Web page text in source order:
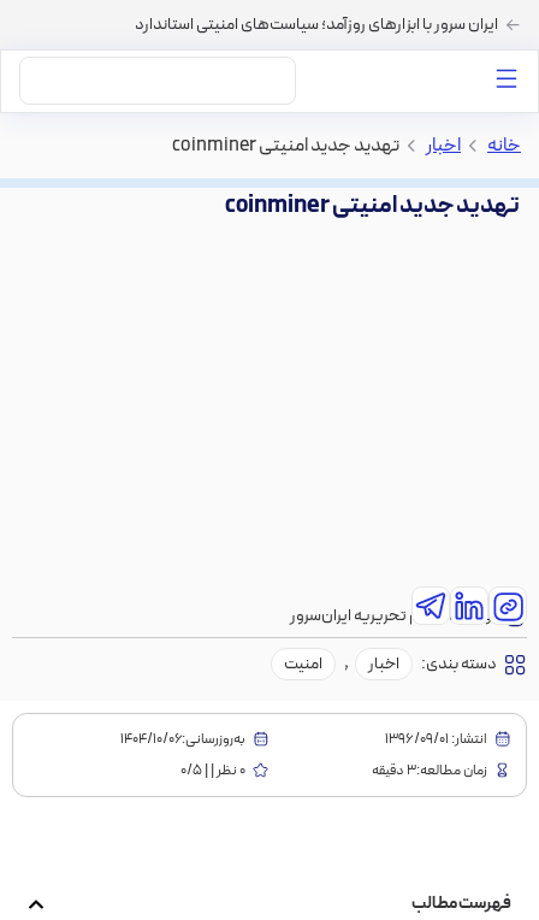
ایران سرور با ابزارهای روزآمد؛ سیاست‌های امنیتی استاندارد
خانه > اخبار > تهدید جدید امنیتی coinminer
تهدید جدید امنیتی coinminer
نویسنده:تیم تحریریه ایران‌سرور
دسته بندی:
اخبار , امنیت
انتشار: 1396/09/01
به‌روز‌رسانی:۱۴۰۴/۱۰/۰۶
زمان مطالعه:3 دقیقه
0 نظر | | 0/5
فهرست مطالب